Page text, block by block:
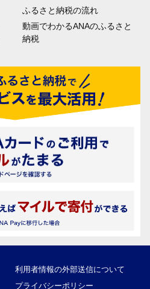
ふるさと納税の流れ
動画でわかるANAのふるさと
納税
利用者情報の外部送信について
プライバシーポリシー